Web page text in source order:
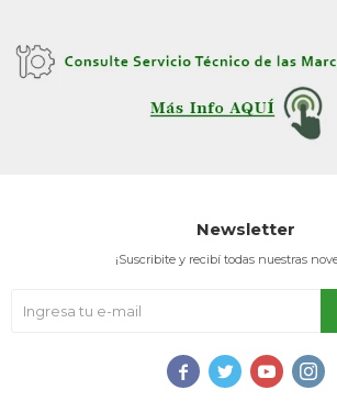
Newsletter
¡Suscribite y recibí todas nuestras
   